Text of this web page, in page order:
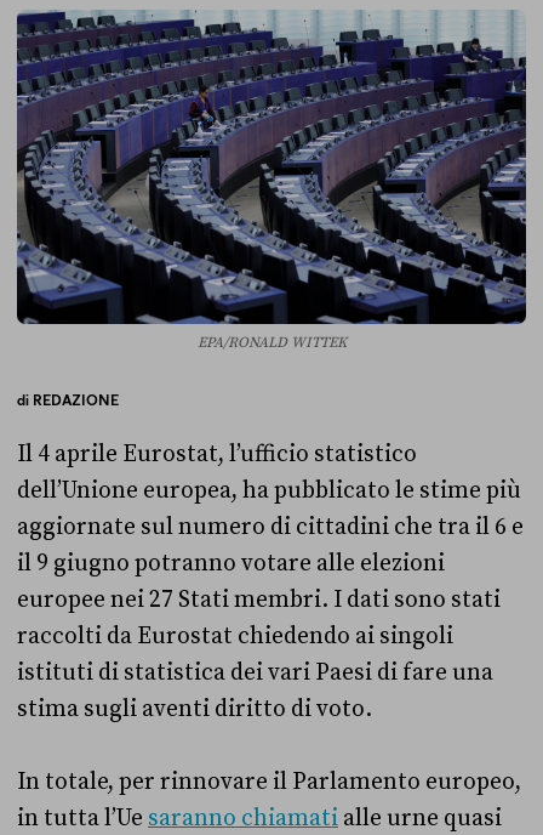
EPA/RONALD WITTEK
di REDAZIONE
Il 4 aprile Eurostat, l’ufficio statistico
dell’Unione europea, ha pubblicato le stime più
aggiornate sul numero di cittadini che tra il 6 e
il 9 giugno potranno votare alle elezioni
europee nei 27 Stati membri. I dati sono stati
raccolti da Eurostat chiedendo ai singoli
istituti di statistica dei vari Paesi di fare una
stima sugli aventi diritto di voto.
In totale, per rinnovare il Parlamento europeo,
in tutta l’Ue saranno chiamati alle urne quasi